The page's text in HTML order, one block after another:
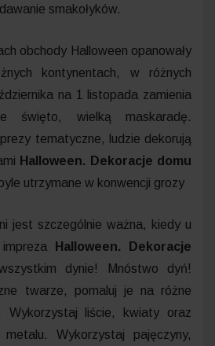
smakołyków.
obchody Halloween opanowały
kontynentach, w różnych
na 1 listopada zamienia
święto, wielką maskaradę.
tematyczne, ludzie dekorują
Halloween. Dekoracje domu
utrzymane w konwencji grozy
jest szczególnie ważna, kiedy u
Halloween. Dekoracje
dynie! Mnóstwo dyń!
twarze, pomaluj je na różne
Wykorzystaj liście, kwiaty oraz
Wykorzystaj pajęczyny,